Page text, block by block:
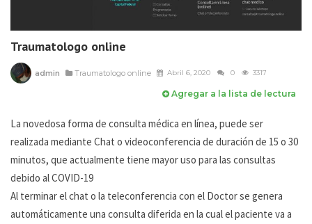
Traumatologo online
admin Traumatologo online Abril 6, 2020 0 3317
Agregar a la lista de lectura
La novedosa forma de consulta médica en línea, puede ser
realizada mediante Chat o videoconferencia de duración de 15 o 30
minutos, que actualmente tiene mayor uso para las consultas
debido al COVID-19
Al terminar el chat o la teleconferencia con el Doctor se genera
automáticamente una consulta diferida en la cual el paciente va a